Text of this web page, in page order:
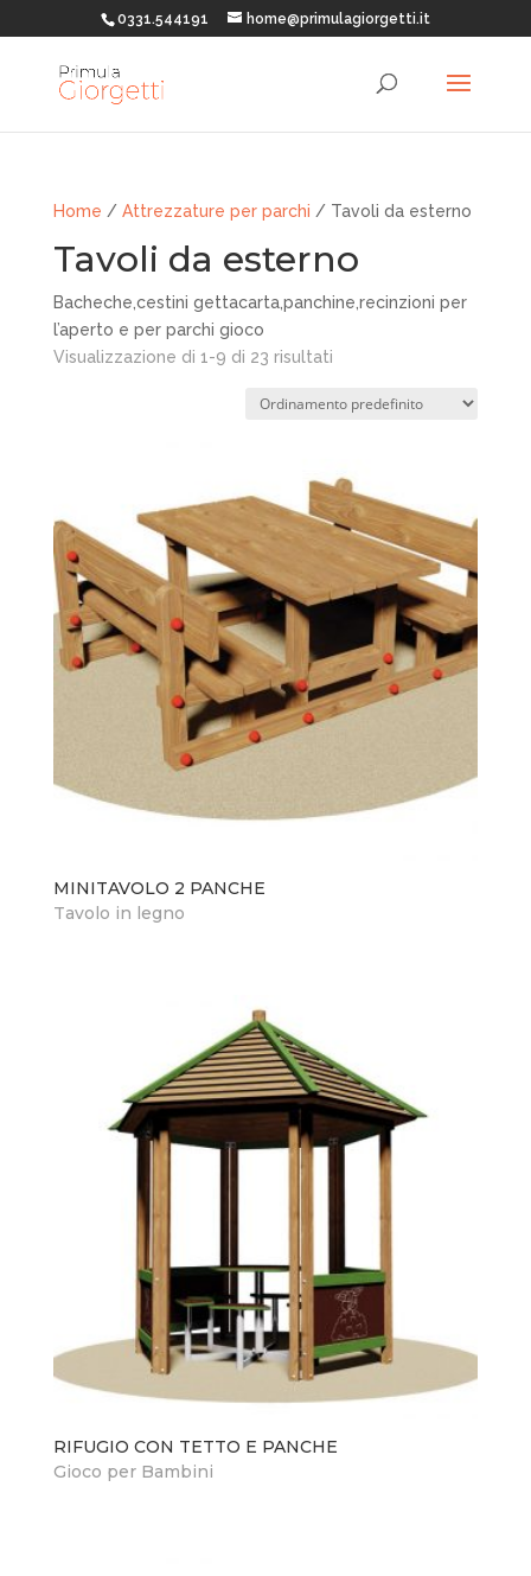
0331.544191 home@primulagiorgetti.it
Home / Attrezzature per parchi / Tavoli da esterno
Tavoli da esterno
Bacheche,cestini gettacarta,panchine,recinzioni per
l’aperto e per parchi gioco
Visualizzazione di 1-9 di 23 risultati
MINITAVOLO 2 PANCHE
Tavolo in legno
RIFUGIO CON TETTO E PANCHE
Gioco per Bambini